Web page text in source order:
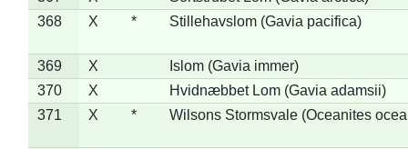
368
X * Stillehavslom (Gavia pacifica)
369 X
Islom (Gavia immer)
370
X
Hvidnæbbet Lom (Gavia adamsii)
371
X * Wilsons Stormsvale (Oceanites